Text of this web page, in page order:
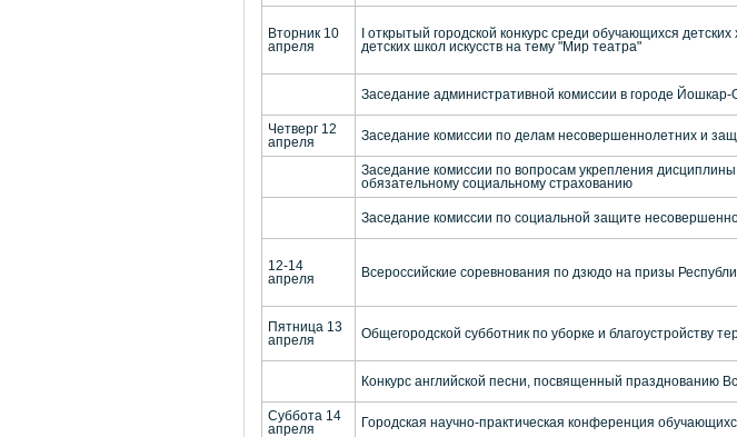
Вторник 10
апреля
I открытый городской конкурс среди обучающихся
детских школ искусств на тему "Мир театра"
Заседание административной комиссии в городе Йошкар-
Четверг 12
апреля
Заседание комиссии по делам несовершеннолетних и
Заседание комиссии по вопросам укрепления
обязательному социальному страхованию
Заседание комиссии по социальной защите
12-14
апреля
Всероссийские соревнования по дзюдо на призы
Пятница 13
апреля
Общегородской субботник по уборке и благоустройству
Конкурс английской песни, посвященный празднованию
Суббота 14
апреля
Городская научно-практическая конференция